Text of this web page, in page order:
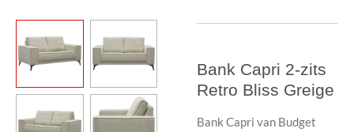
Bank Capri 2-zits
Retro Bliss Greige
Bank Capri van Budget